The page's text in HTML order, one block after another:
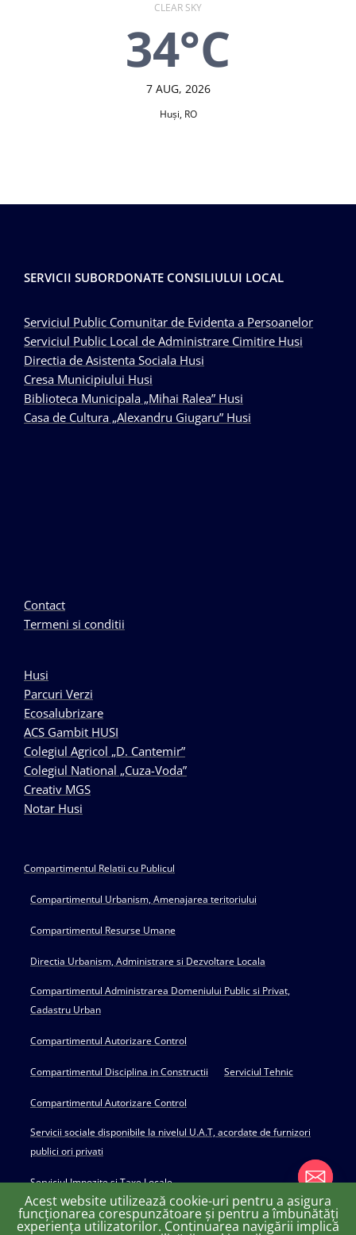
CLEAR SKY
34°C
7 AUG, 2026
Huşi, RO
SERVICII SUBORDONATE CONSILIULUI LOCAL
Serviciul Public Comunitar de Evidenta a Persoanelor
Serviciul Public Local de Administrare Cimitire Husi
Directia de Asistenta Sociala Husi
Cresa Municipiului Husi
Biblioteca Municipala „Mihai Ralea” Husi
Casa de Cultura „Alexandru Giugaru” Husi
Contact
Termeni si conditii
Husi
Parcuri Verzi
Ecosalubrizare
ACS Gambit HUSI
Colegiul Agricol „D. Cantemir”
Colegiul National „Cuza-Voda”
Creativ MGS
Notar Husi
Compartimentul Relatii cu Publicul
Compartimentul Urbanism, Amenajarea teritoriului
Compartimentul Resurse Umane
Directia Urbanism, Administrare si Dezvoltare Locala
Compartimentul Administrarea Domeniului Public si Privat,
Cadastru Urban
Compartimentul Autorizare Control
Compartimentul Disciplina in Constructii Serviciul Tehnic
Compartimentul Autorizare Control
Servicii sociale disponibile la nivelul U.A.T, acordate de furnizori
publici ori privati
Serviciul Impozite si Taxe Locale
Acest website utilizează cookie-uri pentru a asigura
funcționarea corespunzătoare și pentru a îmbunătăți
experiența utilizatorilor. Continuarea navigării implică